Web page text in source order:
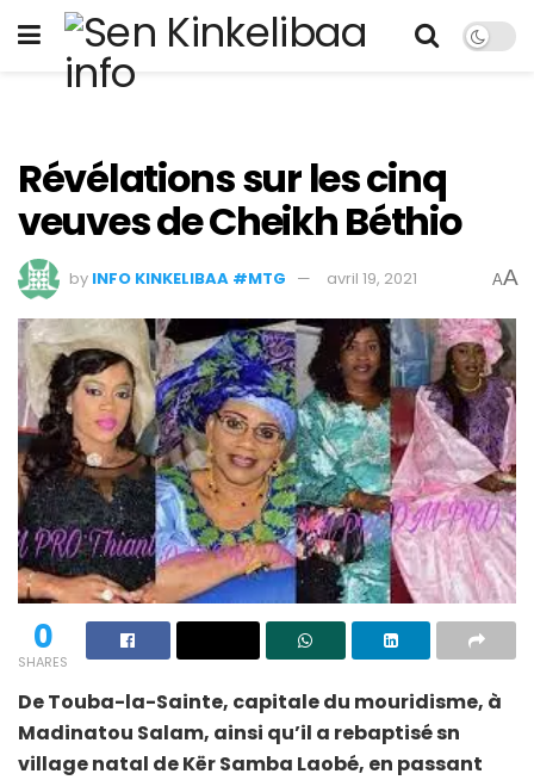
Révélations sur les cinq
veuves de Cheikh Béthio
by INFO KINKELIBAA #MTG avril 19, 2021 AA
0
SHARES
De Touba-la-Sainte, capitale du mouridisme, à
Madinatou Salam, ainsi qu’il a rebaptisé sn
village natal de Kër Samba Laobé, en passant